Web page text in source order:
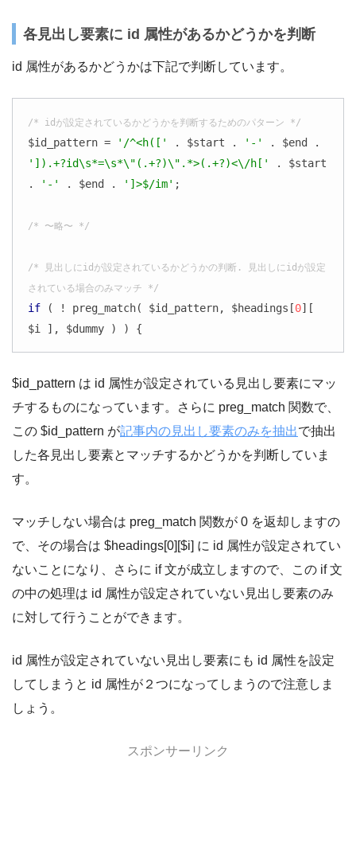
各見出し要素に id 属性があるかどうかを判断
id 属性があるかどうかは下記で判断しています。
/* idが設定されているかどうかを判断するためのパターン */
$id_pattern = '/^<h([' . $start . '-'
']).+?id\s*=\s*\"(.+?)\".*>(.+?)<\/h['
. $start
.
'-' . $end . ']>$/im' ;
/* 〜略〜 */
/* 見出しにidが設定されているかどうかの判断. 見出しにidが設定
されている場合のみマッチ */
if ( ! preg_match( $id_pattern, $headings[0][
$i ], $dummy ) ) {
$id_pattern は id 属性が設定されている見出し要素にマッ
チするものになっています。さらに preg_match 関数で、
この $id_pattern が記事内の見出し要素のみを抽出で抽出
した各見出し要素とマッチするかどうかを判断していま
す。
マッチしない場合は preg_match 関数が 0 を返却しますの
で、その場合は $headings[0][$i] に id 属性が設定されてい
ないことになり、さらに if 文が成立しますので、この if 文
の中の処理は id 属性が設定されていない見出し要素のみ
に対して行うことができます。
id 属性が設定されていない見出し要素にも id 属性を設定
してしまうと id 属性が２つになってしまうので注意しま
しょう。
スポンサーリンク